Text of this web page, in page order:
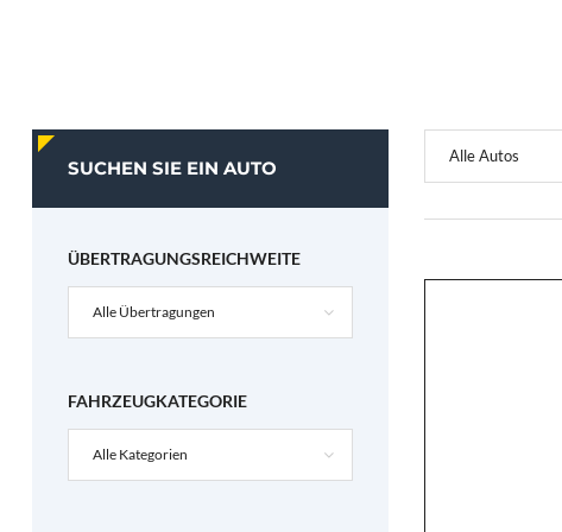
SUCHEN SIE EIN AUTO
ÜBERTRAGUNGSREICHWEITE
Alle Übertragungen
FAHRZEUGKATEGORIE
Alle Kategorien
Alle Autos